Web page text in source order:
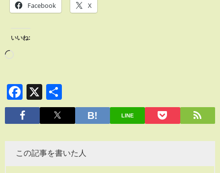
Facebook X
いいね:
Facebook
X
有
LINE
この記事を書いた人